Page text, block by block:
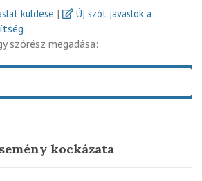
küldése |
Új szót javaslok a
szórész megadása:
kockázata